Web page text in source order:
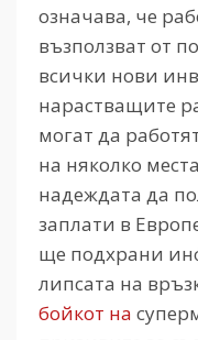
означава, че
възползват от
всички нови
нарастващите
могат да
на няколко
надеждата да
заплати в
ще подхрани
липсата на
бойкот на